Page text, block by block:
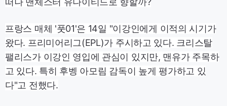
프랑스 매체 '풋01'은 14일 "이강인에게 이적의 시기가
왔다. 프리미어리그(EPL)가 주시하고 있다. 크리스탈
팰리스가 이강인 영입에 관심이 있지만, 맨유가 주목하
고 있다. 특히 후벵 아모림 감독이 높게 평가하고 있
다"고 전했다.